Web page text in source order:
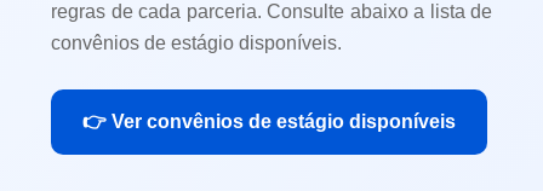
regras de cada parceria. Consulte abaixo a lista de
convênios de estágio disponíveis.
👉 Ver convênios de estágio disponíveis